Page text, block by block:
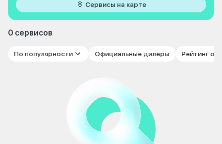
Сервисы на карте
0 сервисов
По популярности Официальные дилеры Рейтинг